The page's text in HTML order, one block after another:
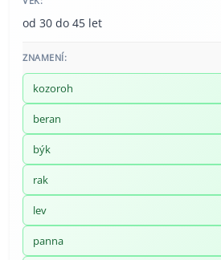
od 30 do 45 let
ZNAMENÍ:
kozoroh
beran
býk
rak
lev
panna